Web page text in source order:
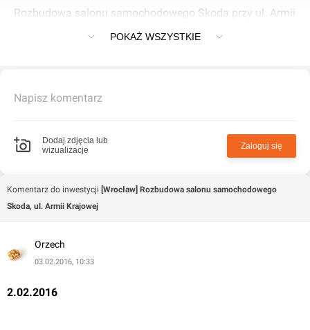
Rozbudowa salonu samochodowego Skoda przy ul. Armii
POKAŻ WSZYSTKIE
Napisz komentarz
Dodaj zdjęcia lub
wizualizacje
Zaloguj się
Komentarz do inwestycji [Wrocław] Rozbudowa salonu samochodowego
Skoda, ul. Armii Krajowej
Orzech
03.02.2016, 10:33
2.02.2016